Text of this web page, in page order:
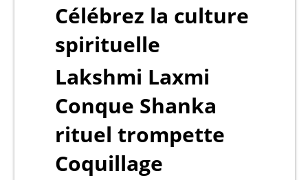
Célébrez la culture
spirituelle
Lakshmi Laxmi
Conque Shanka
rituel trompette
Coquillage